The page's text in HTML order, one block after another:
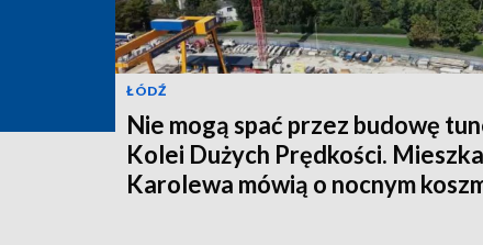
ŁÓDŹ
Nie mogą spać przez budowę
Kolei Dużych Prędkości.
Karolewa mówią o nocnym